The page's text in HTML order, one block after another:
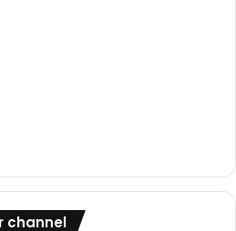
channel